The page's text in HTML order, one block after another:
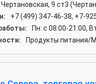
Чертановская, 9 ст3
+7 (499) 347-46-38, +7-
Пн: c 08:00-21:00,
Продукты питания/